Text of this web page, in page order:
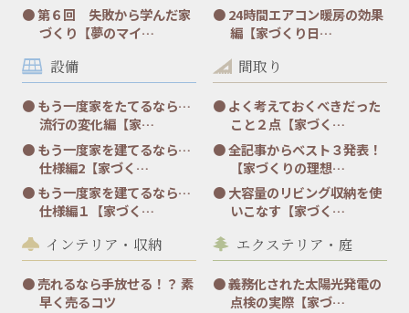
第６回 失敗から学んだ家
づくり【夢のマイ…
24時間エアコン暖房の効果
編【家づくり日…
設備
もう一度家をたてるなら…
流行の変化編【家…
もう一度家を建てるなら…
仕様編2【家づく…
もう一度家を建てるなら…
仕様編１【家づく…
間取り
よく考えておくべきだった
こと２点【家づく…
全記事からベスト３発表！
【家づくりの理想…
大容量のリビング収納を使
いこなす【家づく…
インテリア・収納
売れるなら手放せる！？ 素
早く売るコツ
エクステリア・庭
義務化された太陽光発電の
点検の実際【家づ…